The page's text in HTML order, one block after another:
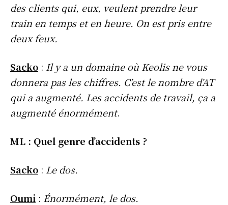
des clients qui, eux, veulent prendre leur
train en temps et en heure. On est pris entre
deux feux.
Sacko : Il y a un domaine où Keolis ne vous
donnera pas les chiffres. C’est le nombre d’AT
qui a augmenté. Les accidents de travail, ça a
augmenté énormément.
ML : Quel genre d’accidents ?
Sacko : Le dos.
Oumi : Énormément, le dos.